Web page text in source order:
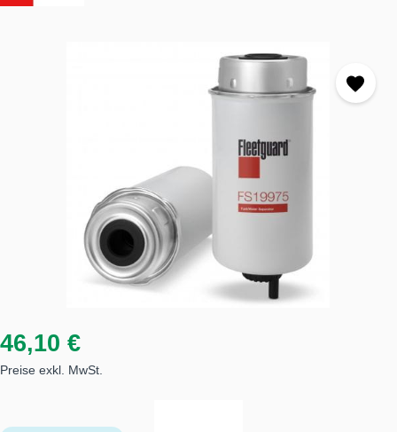
46,10 €
Preise exkl. MwSt.